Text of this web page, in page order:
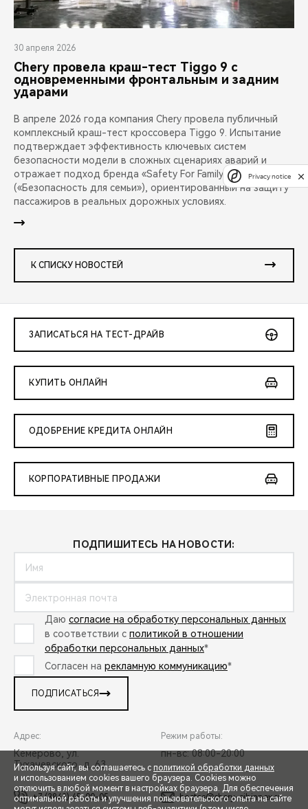
30 апреля 2026
Chery провела краш-тест Tiggo 9 с
одновременными фронтальным и задним
ударами
В апреле 2026 года компания Chery провела публичный
комплексный краш-тест кроссовера Tiggo 9. Испытание
подтверждает эффективность ключевых систем
безопасности модели в сложных сценариях аварий и
отражает подход бренда «Safety For Family»
(«Безопасность для семьи»), ориентированный на защиту
пассажиров в реальных дорожных условиях.
К СПИСКУ НОВОСТЕЙ
ЗАПИСАТЬСЯ НА ТЕСТ-ДРАЙВ
КУПИТЬ ОНЛАЙН
ОДОБРЕНИЕ КРЕДИТА ОНЛАЙН
КОРПОРАТИВНЫЕ ПРОДАЖИ
ПОДПИШИТЕСЬ НА НОВОСТИ:
Даю согласие на обработку персональных данных
в соответствии с политикой в отношении
обработки персональных данных*
Согласен на рекламную коммуникацию*
ПОДПИСАТЬСЯ
Адрес:
Кемерово, ул.
Тухачевского, д. 63
Режим работы:
пн-вс: 08:00-20:00
+7 (3842) 45-00-05 hostes@chery-sibinpex.ru
Используя сайт, вы соглашаетесь с политикой обработки данных
и использованием cookies вашего браузера. Cookies можно
отключить в любой момент в настройках браузера. Для обеспечения
оптимальной работы и улучшения пользовательского опыта на сайте
Privacy notice